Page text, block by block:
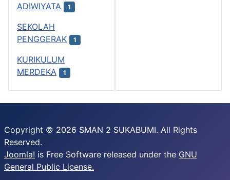
ADIWIYATA 1
SEKOLAH
PENGGERAK
1
KURIKULUM
MERDEKA
1
Copyright © 2026 SMAN 2 SUKABUMI. All Rights
Reserved.
Joomla! is Free Software released under the GNU
General Public License.